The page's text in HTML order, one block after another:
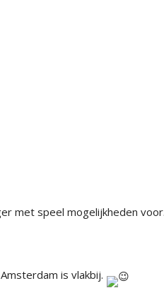
met speel mogelijkheden voor
is vlakbij.